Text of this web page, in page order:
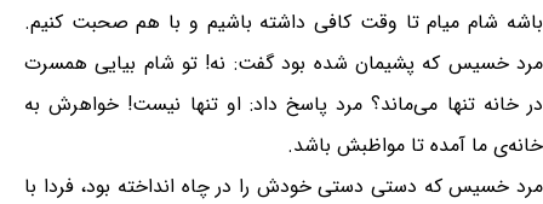
باشه شام میام تا وقت کافی داشته باشیم و با هم صحبت کنیم.
مرد خسیس که پشیمان شده بود گفت: نه! تو شام بیایی همسرت
در خانه تنها می‌ماند؟ مرد پاسخ داد: او تنها نیست! خواهرش به
خانه‌ی ما آمده تا مواظبش باشد.
مرد خسیس که دستی دستی خودش را در چاه انداخته بود، فردا با